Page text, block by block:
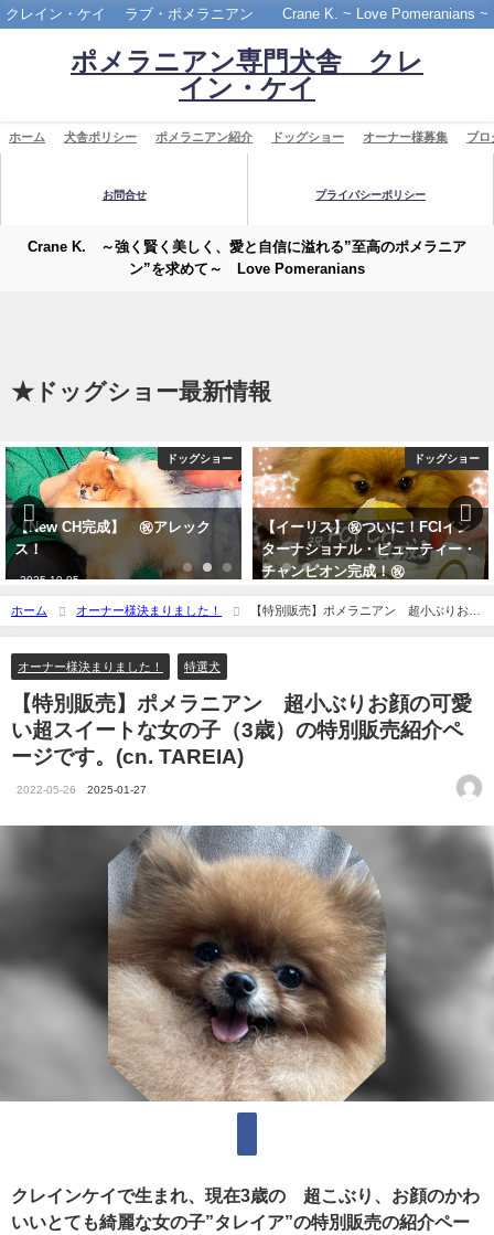
クレイン・ケイ ラブ・ポメラニアン Crane K. ~ Love Pomeranians ~
ポメラニアン専門犬舎 クレ
イン・ケイ
ホーム 犬舎ポリシー ポメラニアン紹介 ドッグショー オーナー様募集 ブロ
お問合せ プライバシーポリシー
Crane K. ～強く賢く美しく、愛と自信に溢れる”至高のポメラニア
ン”を求めて～ Love Pomeranians
★ドッグショー最新情報
ドッグショー
【New CH完成】 ㊗アレック
ス！
2025-10-05
ドッグショー
【イーリス】㊗ついに！FCIイン
ターナショナル・ビューティー・
チャンピオン完成！㊗
2021-07-01
ホーム オーナー様決まりました！
【特別販売】ポメラニアン 超小ぶりお顔
の可愛い超スイートな女の子（3歳）の特別販売紹介ページです。(cn. TAREIA)
オーナー様決まりました！ 特選犬
【特別販売】ポメラニアン 超小ぶりお顔の可愛
い超スイートな女の子（3歳）の特別販売紹介ペ
ージです。(cn. TAREIA)
2022-05-26 2025-01-27
クレインケイで生まれ、現在3歳の 超こぶり、お顔のかわ
いいとても綺麗な女の子”タレイア”の特別販売の紹介ペー